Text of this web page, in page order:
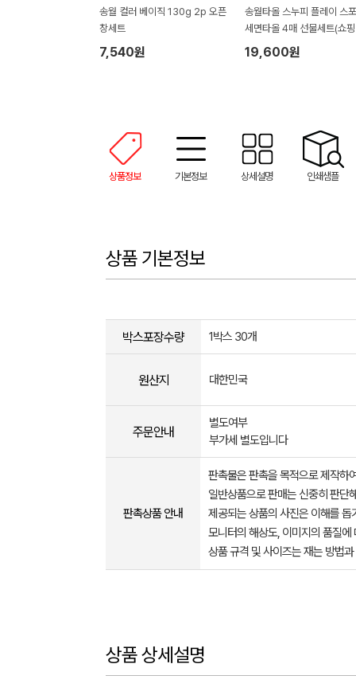
송월 컬러 베이직 130g 2p 오픈
창세트
7,540원
송월타올 스누피 플레이 스
세면타올 4매 선물세트(쇼
19,600원
상품정보 기본정보 상세설명 인쇄샘플
상품 기본정보
박스포장수량 1박스 30개
원산지 대한민국
주문안내
별도여부
부가세 별도입니다
판촉상품 안내
판촉물은 판촉을 목적으로 제작하
일반상품으로 판매는 신중히 판단
제공되는 상품의 사진은 이해를
모니터의 해상도, 이미지의 품질
상품 규격 및 사이즈는 재는 방법
상품 상세설명